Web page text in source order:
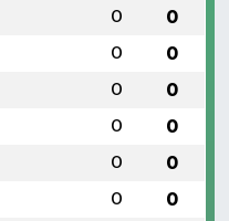
0 0
0 0
0 0
0 0
0 0
0 0